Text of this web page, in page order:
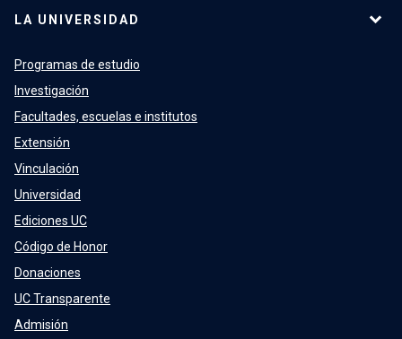
LA UNIVERSIDAD
Programas de estudio
Investigación
Facultades, escuelas e institutos
Extensión
Vinculación
Universidad
Ediciones UC
Código de Honor
Donaciones
UC Transparente
Admisión